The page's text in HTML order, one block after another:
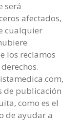
será
afectados,
cualquier
los reclamos
de publicación
como es el
de ayudar a